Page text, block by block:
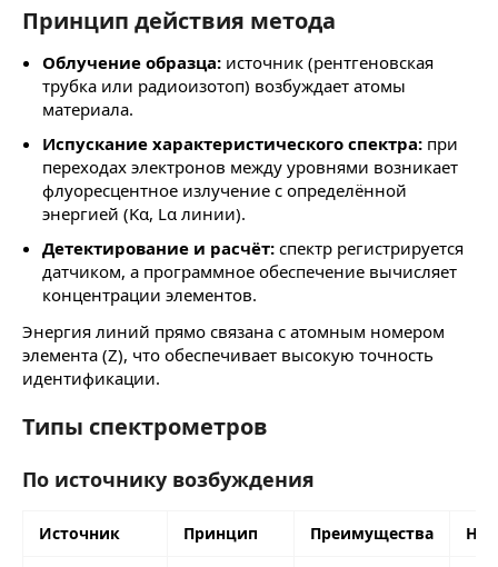
Принцип действия метода
Облучение образца: источник (рентгеновская
трубка или радиоизотоп) возбуждает атомы
материала.
Испускание характеристического спектра: при
переходах электронов между уровнями возникает
флуоресцентное излучение с определённой
энергией (Kα, Lα линии).
Детектирование и расчёт: спектр регистрируется
датчиком, а программное обеспечение вычисляет
концентрации элементов.
Энергия линий прямо связана с атомным номером
элемента (Z), что обеспечивает высокую точность
идентификации.
Типы спектрометров
По источнику возбуждения
Источник Принцип Преимущества